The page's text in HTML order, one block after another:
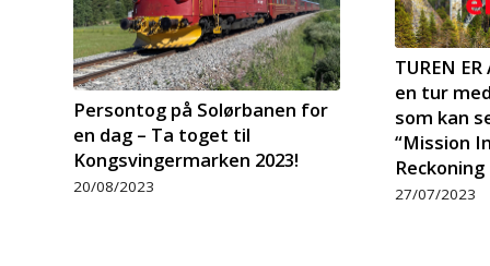
Persontog på Solørbanen for
en dag – Ta toget til
Kongsvingermarken 2023!
20/08/2023
TUREN
en tur
som kan
“Mission
27/07/2023